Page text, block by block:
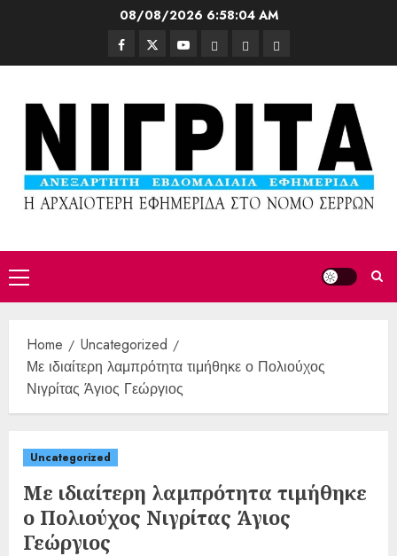
08/08/2026 6:58:06 AM
Home
Uncategorized
Με ιδιαίτερη λαμπρότητα τιμήθηκε ο Πολιούχος
Νιγρίτας Άγιος Γεώργιος
Uncategorized
Με ιδιαίτερη λαμπρότητα τιμήθηκε
ο Πολιούχος Νιγρίτας Άγιος
Γεώργιος